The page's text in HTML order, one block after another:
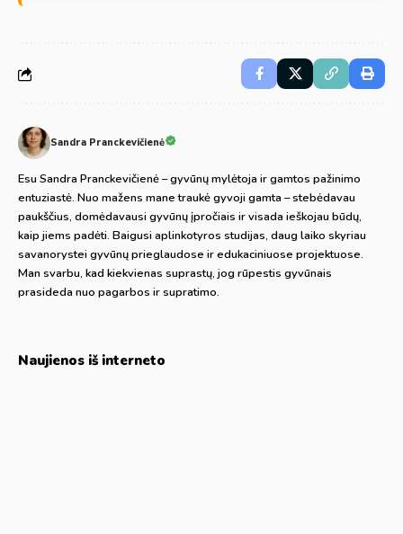
Sandra Pranckevičienė
Esu Sandra Pranckevičienė – gyvūnų mylėtoja ir gamtos pažinimo
entuziastė. Nuo mažens mane traukė gyvoji gamta – stebėdavau
paukščius, domėdavausi gyvūnų įpročiais ir visada ieškojau būdų,
kaip jiems padėti. Baigusi aplinkotyros studijas, daug laiko skyriau
savanorystei gyvūnų prieglaudose ir edukaciniuose projektuose.
Man svarbu, kad kiekvienas suprastų, jog rūpestis gyvūnais
prasideda nuo pagarbos ir supratimo.
Naujienos iš interneto